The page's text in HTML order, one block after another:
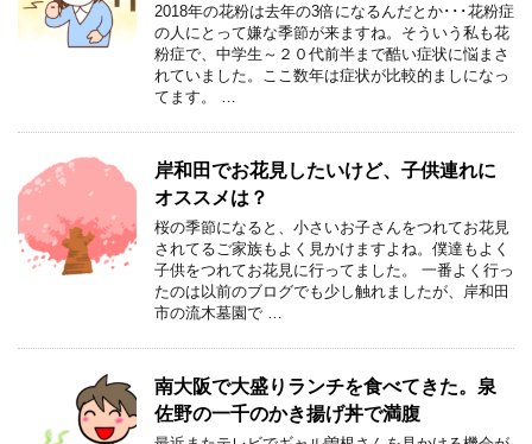
2018年の花粉は去年の3倍になるんだとか･･･花粉症
の人にとって嫌な季節が来ますね。そういう私も花
粉症で、中学生～２０代前半まで酷い症状に悩まさ
れていました。ここ数年は症状が比較的ましになっ
てます。 …
岸和田でお花見したいけど、子供連れに
オススメは？
桜の季節になると、小さいお子さんをつれてお花見
されてるご家族もよく見かけますよね。僕達もよく
子供をつれてお花見に行ってました。 一番よく行っ
たのは以前のブログでも少し触れましたが、岸和田
市の流木墓園で …
南大阪で大盛りランチを食べてきた。泉
佐野の一千のかき揚げ丼で満腹